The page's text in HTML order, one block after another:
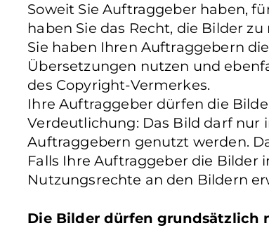
Soweit Sie Auftraggeber haben,
haben Sie das Recht, die Bilder zu
Sie haben Ihren Auftraggebern
Übersetzungen nutzen und
des Copyright-Vermerkes.
Ihre Auftraggeber dürfen die
Verdeutlichung: Das Bild darf
Auftraggebern genutzt werden.
Falls Ihre Auftraggeber die Bilder
Nutzungsrechte an den Bildern
Die Bilder dürfen grundsätzlich